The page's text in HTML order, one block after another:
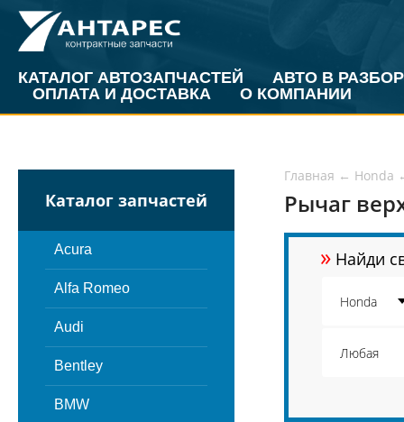
КАТАЛОГ АВТОЗАПЧАСТЕЙ
АВТО В РАЗБОР
ОПЛАТА И ДОСТАВКА
О КОМПАНИИ
Каталог запчастей
Acura
Alfa Romeo
Audi
Bentley
BMW
Главная ← Honda
Рычаг
» Найди